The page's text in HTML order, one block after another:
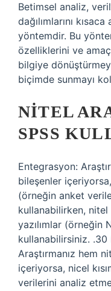
Betimsel analiz,
dağılımlarını
yöntemdir. Bu
özelliklerini ve
bilgiye
biçimde sunmayı
NITEL
SPSS
Entegrasyon:
bileşenler içeriyorsa,
(örneğin anket
kullanabilirken,
yazılımlar (örneğin
kullanabilirsiniz. .30
Araştırmanız hem
içeriyorsa, nicel
verilerini analiz